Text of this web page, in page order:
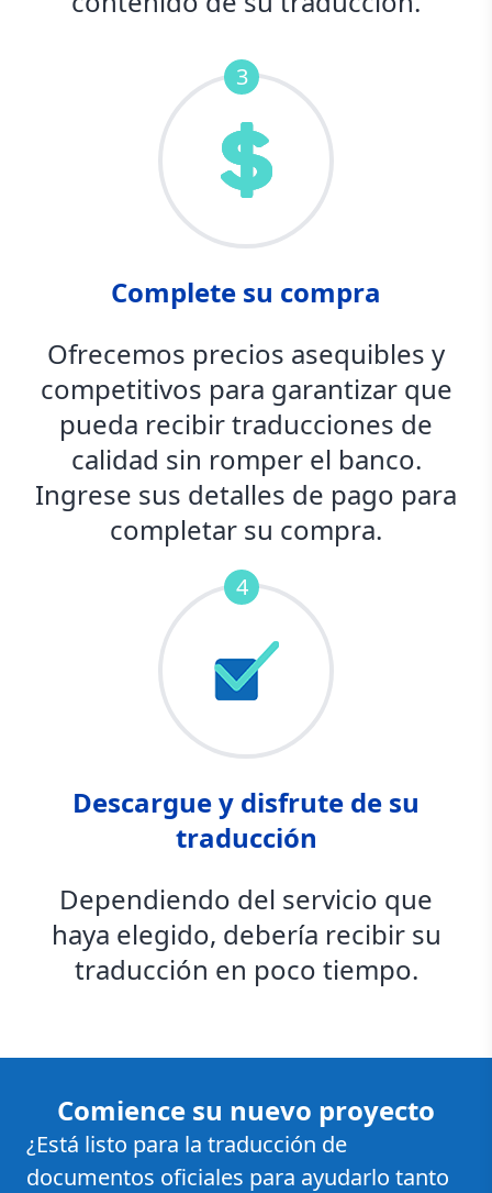
3
Complete su compra
Ofrecemos precios asequibles y
competitivos para garantizar que
pueda recibir traducciones de
calidad sin romper el banco.
Ingrese sus detalles de pago para
completar su compra.
4
Descargue y disfrute de su
traducción
Dependiendo del servicio que
haya elegido, debería recibir su
traducción en poco tiempo.
Comience su nuevo proyecto
¿Está listo para la traducción de
documentos oficiales para ayudarlo tanto